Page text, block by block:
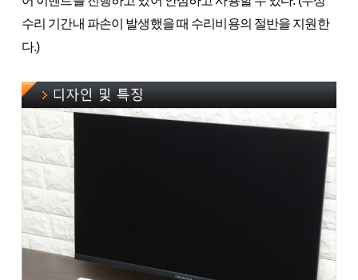
수리 기간내 파손이 발생했을 때 수리비용의 절반을 지원한
다.)